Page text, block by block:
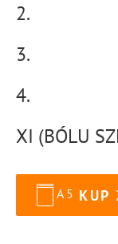
2.
3.
4.
XI (BÓLU
A5 KUP